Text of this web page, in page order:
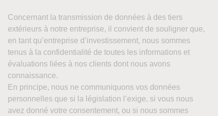
Concernant la transmission de données à des tiers
extérieurs à notre entreprise, il convient de souligner que,
en tant qu’entreprise d’investissement, nous sommes
tenus à la confidentialité de toutes les informations et
évaluations liées à nos clients dont nous avons
connaissance.
En principe, nous ne communiquons vos données
personnelles que si la législation l’exige, si vous nous
avez donné votre consentement, ou si nous sommes